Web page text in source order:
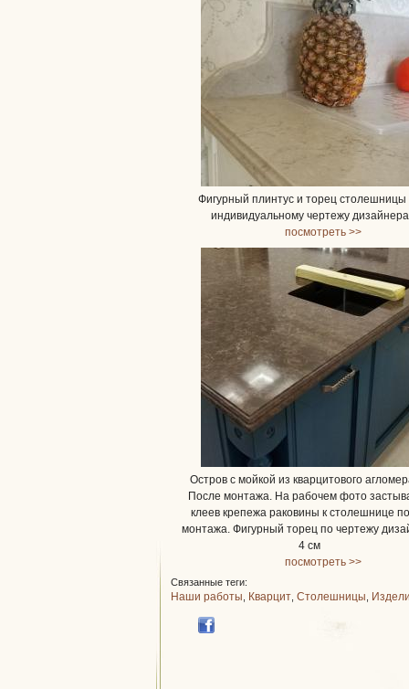
Фигурный плинтус и торец столешницы
индивидуальному чертежу дизайнера
посмотреть >>
Остров с мойкой из кварцитового
После монтажа. На рабочем фото
клеев крепежа раковины к столешнице
монтажа. Фигурный торец по чертежу
4 см
посмотреть >>
Связанные теги:
Наши работы Кварцит Столешницы